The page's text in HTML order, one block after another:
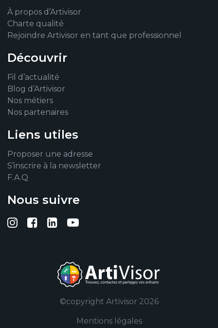
À propos d’Artivisor
Charte qualité
Rejoindre Artivisor en tant que professionnel
Découvrir
Fil d’actualité
Blog d’Artivisor
Nos métiers
Nos partenaires
Liens utiles
Proposer une adresse
S’inscrire à la newsletter
F.A.Q
Nous suivre
Suivez-nous sur Instagram
Suivez-nous sur Facebook
Suivez-nous sur Linkedin
Suivez-nous sur
©copyright Artivisor 2026
Mentions légales